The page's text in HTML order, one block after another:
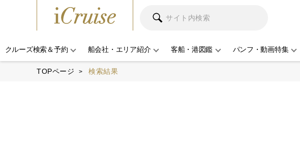
クルーズ検索＆予約 船会社・エリア紹介 客船・港図鑑 パンフ・動画特集
TOPページ 検索結果